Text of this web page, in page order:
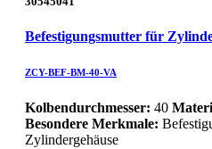
Befestigungsmutter für
ZCY-BEF-BM-40-VA
Kolbendurchmesser: 40
Besondere Merkmale:
Zylindergehäuse